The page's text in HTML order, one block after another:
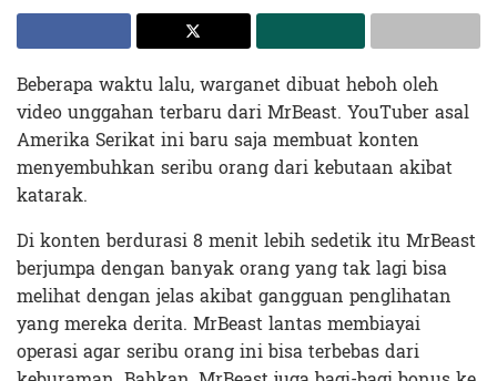
Beberapa waktu lalu, warganet dibuat heboh oleh
video unggahan terbaru dari MrBeast. YouTuber asal
Amerika Serikat ini baru saja membuat konten
menyembuhkan seribu orang dari kebutaan akibat
katarak.
Di konten berdurasi 8 menit lebih sedetik itu MrBeast
berjumpa dengan banyak orang yang tak lagi bisa
melihat dengan jelas akibat gangguan penglihatan
yang mereka derita. MrBeast lantas membiayai
operasi agar seribu orang ini bisa terbebas dari